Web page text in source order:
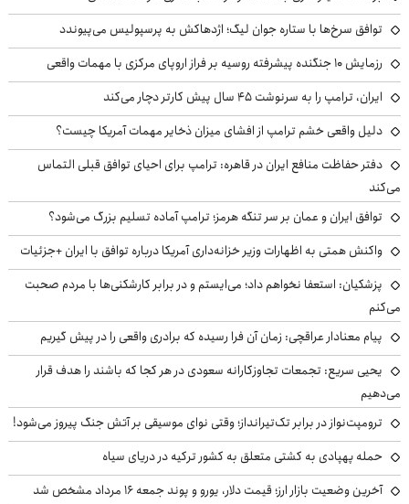
توافق سرخ‌ها با ستاره جوان لیگ؛ اژدهاکش به پرسپولیس می‌پیوندد
رزمایش ۱۰ جنگنده پیشرفته روسیه بر فراز اروپای مرکزی با مهمات واقعی
ایران، ترامپ را به سرنوشت ۴۵ سال پیش کارتر دچار می‌کند
دلیل واقعی خشم ترامپ از افشای میزان ذخایر مهمات آمریکا چیست؟
دفتر حفاظت منافع ایران در قاهره: ترامپ برای احیای توافق قبلی التماس
می‌کند
توافق ایران و عمان بر سر تنگه هرمز؛ ترامپ آماده تسلیم بزرگ می‌شود؟
واکنش همتی به اظهارات وزیر خزانه‌داری آمریکا درباره توافق با ایران +جزئیات
پزشکیان: استعفا نخواهم داد؛ می‌ایستم و در برابر کارشکنی‌ها با مردم صحبت
می‌کنم
پیام معنادار عراقچی: زمان آن فرا رسیده که برادری واقعی را در پیش گیریم
یحیی سریع: تجمعات تجاوزکارانه سعودی در هر کجا که باشند را هدف قرار
می‌دهیم
ترومپت‌نواز در برابر تک‌تیرانداز؛ وقتی نوای موسیقی بر آتش جنگ پیروز می‌شود!
حمله پهپادی به کشتی متعلق به کشور ترکیه در دریای سیاه
آخرین وضعیت بازار ارز؛ قیمت دلار، یورو و پوند جمعه ۱۶ مرداد مشخص شد